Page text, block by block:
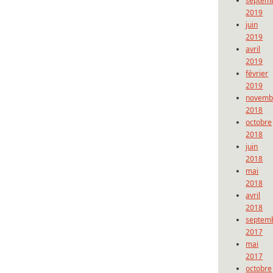
2019
juin
2019
avril
2019
février
2019
2018
octobre
2018
juin
2018
mai
2018
avril
2018
2017
mai
2017
octobre